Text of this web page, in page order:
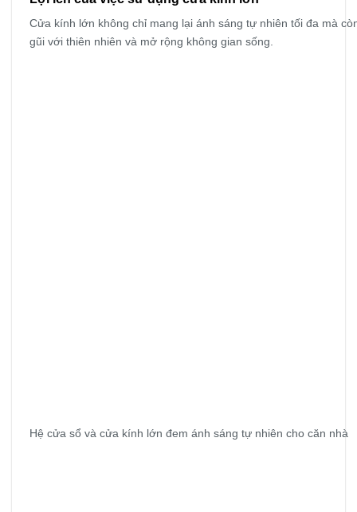
Cửa kính lớn không chỉ mang lại ánh sáng tự nhiên tối đa mà
gũi với thiên nhiên và mở rộng không gian sống.
Hệ cửa sổ và cửa kính lớn đem ánh sáng tự nhiên cho căn nhà